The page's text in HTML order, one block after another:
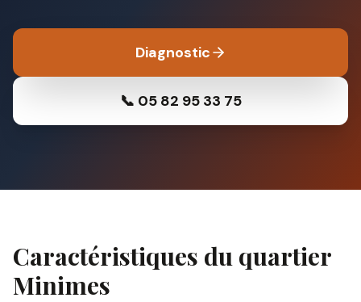
Diagnostic
📞 05 82 95 33 75
Caractéristiques du quartier
Minimes